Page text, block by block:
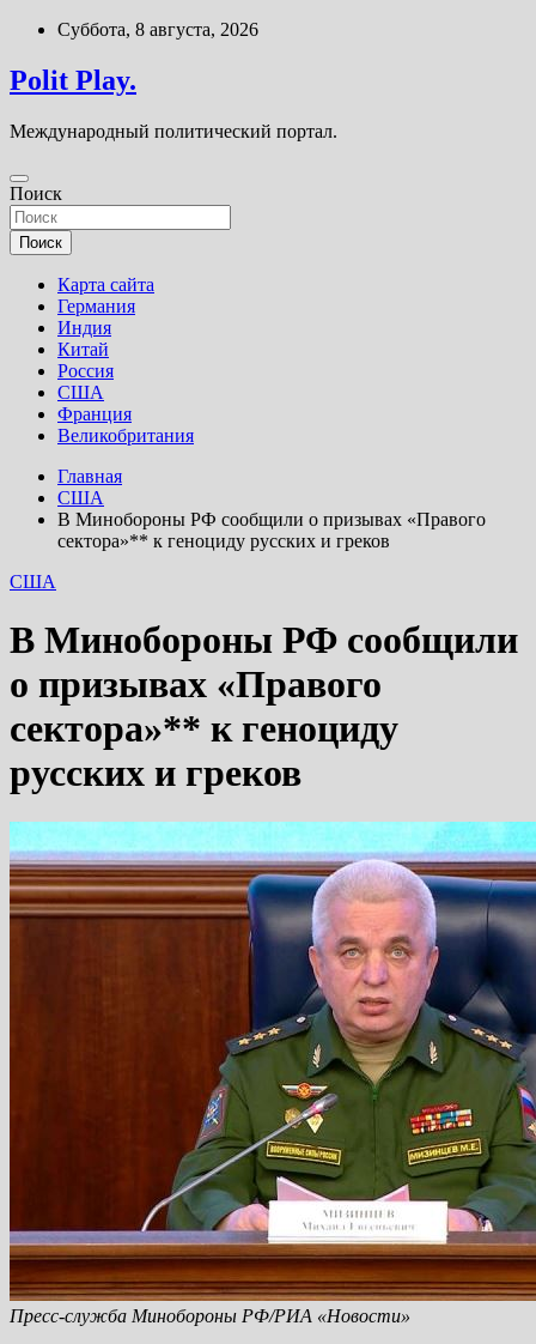
Перейти
содержимому
Суббота, 8 августа, 2026
Polit Play.
Международный политический портал.
Поиск
Поиск
Карта сайта
Германия
Индия
Китай
Россия
США
Франция
Великобритания
Главная
США
В Минобороны РФ сообщили о призывах «Правого
сектора»** к геноциду русских и греков
США
В Минобороны РФ сообщили
о призывах «Правого
сектора»** к геноциду
русских и греков
Пресс-служба Минобороны РФ/РИА «Новости»